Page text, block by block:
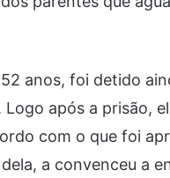
anos, foi detido
após a prisão,
com o que foi
a convenceu a